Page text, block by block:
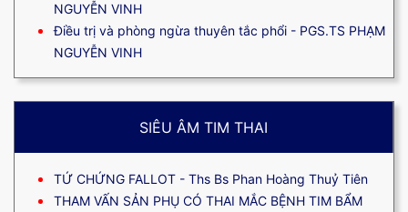
NGUYỄN VINH
Điều trị và phòng ngừa thuyên tắc phổi - PGS.TS PHẠM
NGUYỄN VINH
SIÊU ÂM TIM THAI
TỨ CHỨNG FALLOT - Ths Bs Phan Hoàng Thuỷ Tiên
THAM VẤN SẢN PHỤ CÓ THAI MẮC BỆNH TIM BẨM